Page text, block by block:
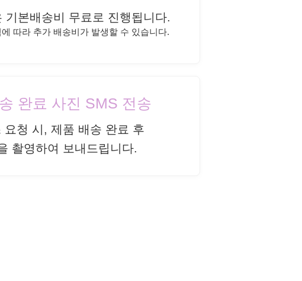
기본배송비 무료로 진행됩니다.
따라 추가 배송비가 발생할 수 있습니다.
완료 사진 SMS 전송
요청 시, 제품 배송 완료 후
촬영하여 보내드립니다.